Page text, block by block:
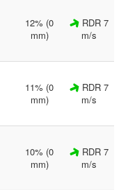
12% (0
mm)
RDR 7
m/s
11% (0
mm)
RDR 7
m/s
10% (0
mm)
RDR 7
m/s